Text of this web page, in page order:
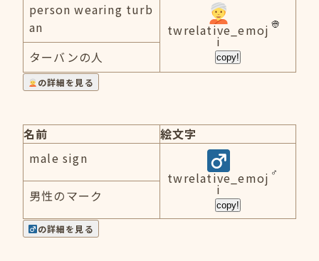
person wearing turb
an
twrelative_emoj
i
copy!
ターバンの人
の詳細を見る
名前
絵文字
male sign
twrelative_emoj
i
copy!
男性のマーク
の詳細を見る